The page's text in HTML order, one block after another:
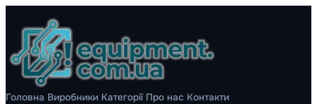
Головна Виробники Категорії Про нас Контакти